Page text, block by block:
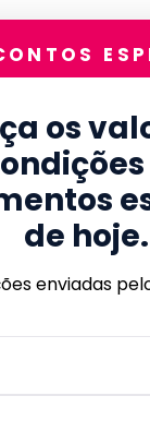
os
de hoje.
enviadas